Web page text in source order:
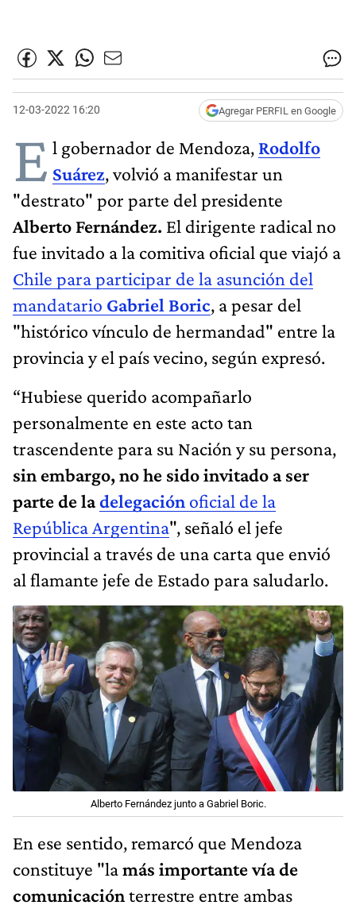
12-03-2022 16:20 Agregar PERFIL en Google
E l gobernador de Mendoza, Rodolfo
Suárez, volvió a manifestar un
"destrato" por parte del presidente
Alberto Fernández. El dirigente radical no
fue invitado a la comitiva oficial que viajó a
Chile para participar de la asunción del
mandatario Gabriel Boric, a pesar del
"histórico vínculo de hermandad" entre la
provincia y el país vecino, según expresó.
“Hubiese querido acompañarlo
personalmente en este acto tan
trascendente para su Nación y su persona,
sin embargo,no he sido invitado a ser
parte de ladelegación oficial de la
República Argentina", señaló el jefe
provincial a través de una carta que envió
al flamante jefe de Estado para saludarlo.
Alberto Fernández junto a Gabriel Boric.
En ese sentido, remarcó que Mendoza
constituye "lamás importante vía de
comunicaciónterrestre entre ambas